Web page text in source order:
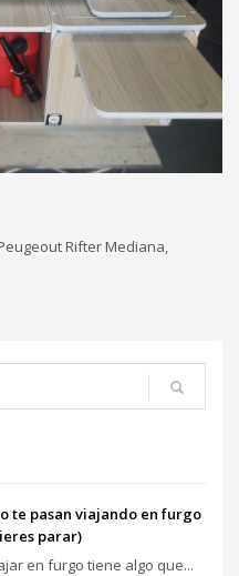
Rifter Mediana,
te pasan viajando en furgo
parar)
en furgo tiene algo que...